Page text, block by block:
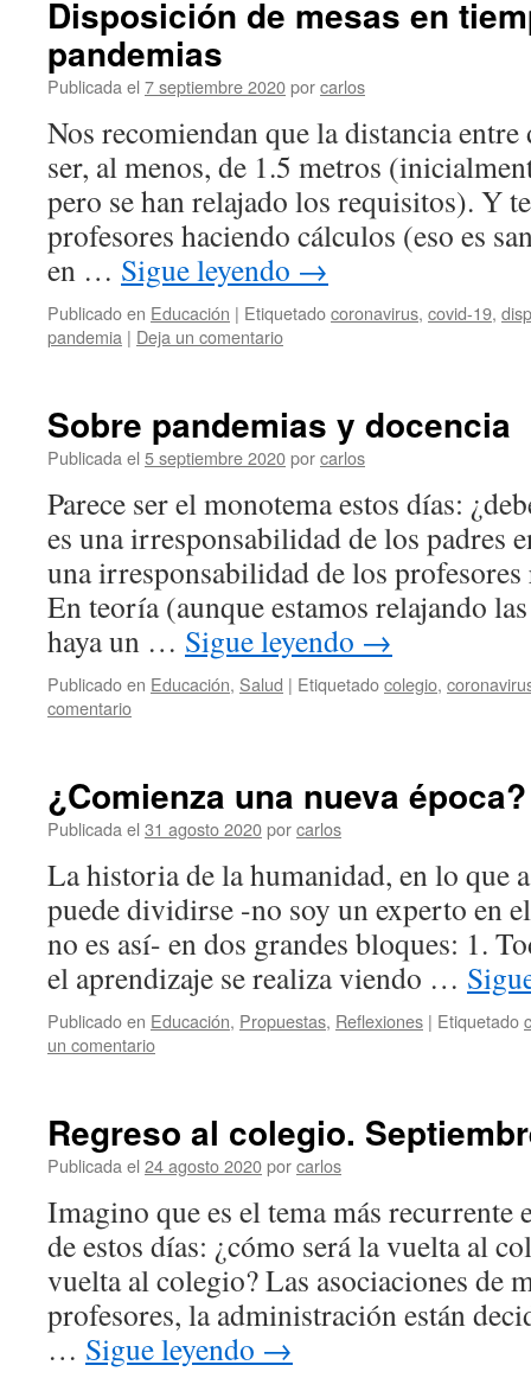
Disposición de mesas en
pandemias
Publicada el 7 septiembre 2020porcarlos
Nos recomiendan que la distancia entre
ser, al menos, de 1.5 metros
pero se han relajado los requisitos). Y
profesores haciendo cálculos (eso es
en … Sigue leyendo →
Publicado en Educación | Etiquetadocoronavirus, covid-19,
pandemia | Deja un comentario
Sobre pandemias y docencia
Publicada el 5 septiembre 2020porcarlos
Parece ser el monotema estos días:
es una irresponsabilidad de los padres
una irresponsabilidad de los
En teoría (aunque estamos relajando
haya un … Sigue leyendo →
Publicado en Educación, Salud | Etiquetadocolegio,
comentario
¿Comienza una nueva época?
Publicada el 31 agosto 2020porcarlos
La historia de la humanidad, en lo que
puede dividirse -no soy un experto en
no es así- en dos grandes bloques: 1.
el aprendizaje se realiza viendo …
Publicado en Educación, Propuestas, Reflexiones | Etiquetado
un comentario
Regreso al colegio.
Publicada el 24 agosto 2020porcarlos
Imagino que es el tema más recurrente
de estos días: ¿cómo será la vuelta al
vuelta al colegio? Las asociaciones de
profesores, la administración están
… Sigue leyendo →